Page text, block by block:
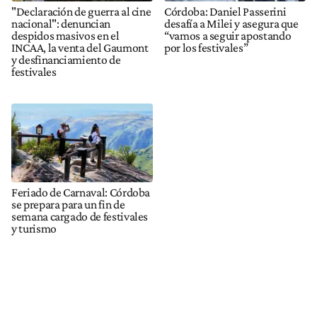
"Declaración de guerra al cine
nacional": denuncian
despidos masivos en el
INCAA, la venta del Gaumont
y desfinanciamiento de
festivales
Córdoba: Daniel Passerini
desafía a Milei y asegura que
“vamos a seguir apostando
por los festivales”
Feriado de Carnaval: Córdoba
se prepara para un fin de
semana cargado de festivales
y turismo